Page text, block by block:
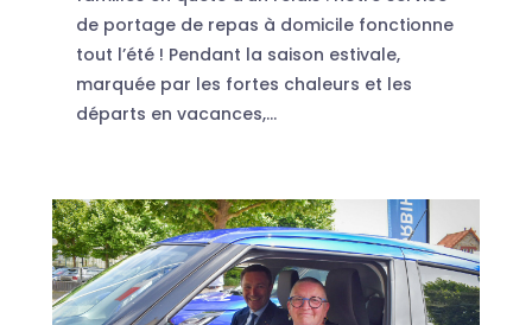
de portage de repas à domicile fonctionne
tout l’été ! Pendant la saison estivale,
marquée par les fortes chaleurs et les
départs en vacances,...